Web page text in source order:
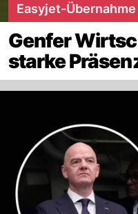
Easyjet-Übernahme
Genfer
starke